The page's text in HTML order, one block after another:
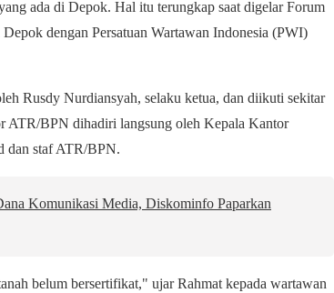
ada di Depok. Hal itu terungkap saat digelar Forum
dengan Persatuan Wartawan Indonesia (PWI)
Rusdy Nurdiansyah, selaku ketua, dan diikuti sekitar
ATR/BPN dihadiri langsung oleh Kepala Kantor
dan staf ATR/BPN.
Komunikasi Media, Diskominfo Paparkan
belum bersertifikat," ujar Rahmat kepada wartawan